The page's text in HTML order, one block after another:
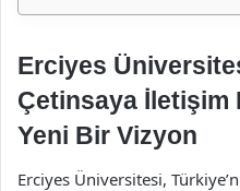
Erciyes
Çetinsaya İletişim
Yeni Bir Vizyon
Erciyes Üniversitesi,